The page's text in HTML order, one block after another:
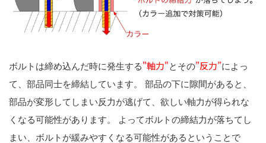
ボルトは締め込んだ時に発生する"軸力"とその”反力”によっ
て、部品同士を締結しています。 部品の下に隙間があると、
部品が変形してしまい反力が逃げて、欲しい軸力が得られな
くなる可能性があります。 よってボルトの締結力が落ちてし
まい、ボルトが緩みやすくなる可能性があるということで